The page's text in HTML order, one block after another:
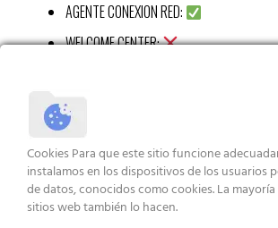
AGENTE CONEXION RED:
WELCOME CENTER:
RECORTES APP:
STICKY APP:
VISUALIZ WIN 7:
XBOX APP:
Cookies Para que este sitio funcione
instalamos en los dispositivos de los usuarios
de datos, conocidos como cookies. La
sitios web también lo hacen.